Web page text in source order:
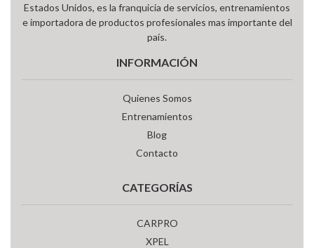
Estados Unidos, es la franquicia de servicios, entrenamientos
e importadora de productos profesionales mas importante del
país.
INFORMACIÓN
Quienes Somos
Entrenamientos
Blog
Contacto
CATEGORÍAS
CARPRO
XPEL